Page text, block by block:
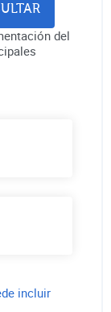
del
incluir